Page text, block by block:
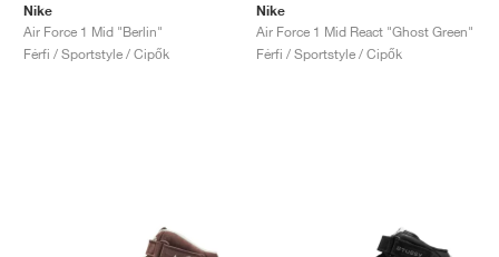
Nike
Air Force 1 Mid "Berlin"
Férfi / Sportstyle / Cipők
Nike
Air Force 1 Mid React "Ghost Green"
Férfi / Sportstyle / Cipők